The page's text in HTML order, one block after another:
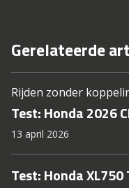
Gerelateerde
Rijden zonder
Test: Honda 2026
13 april 2026
Test: Honda